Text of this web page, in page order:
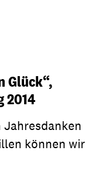
Glück“,
2014
Jahresdanken
können wir